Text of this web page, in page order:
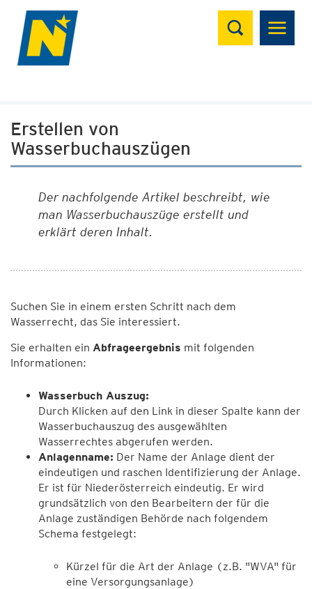
Suchen
Erstellen von
Wasserbuchauszügen
Der nachfolgende Artikel beschreibt, wie
man Wasserbuchauszüge erstellt und
erklärt deren Inhalt.
Suchen Sie in einem ersten Schritt nach dem
Wasserrecht, das Sie interessiert.
Sie erhalten ein Abfrageergebnis mit folgenden
Informationen:
Wasserbuch Auszug:
Durch Klicken auf den Link in dieser Spalte kann der
Wasserbuchauszug des ausgewählten
Wasserrechtes abgerufen werden.
Anlagenname: Der Name der Anlage dient der
eindeutigen und raschen Identifizierung der Anlage.
Er ist für Niederösterreich eindeutig. Er wird
grundsätzlich von den Bearbeitern der für die
Anlage zuständigen Behörde nach folgendem
Schema festgelegt:
Kürzel für die Art der Anlage (z.B. "WVA" für
eine Versorgungsanlage)